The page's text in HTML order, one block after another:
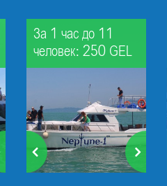
За 1 час до 11
человек: 250 GEL